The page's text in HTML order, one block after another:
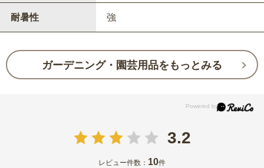
耐暑性 強
ガーデニング・園芸用品をもっとみる
3.2
レビュー件数： 10件